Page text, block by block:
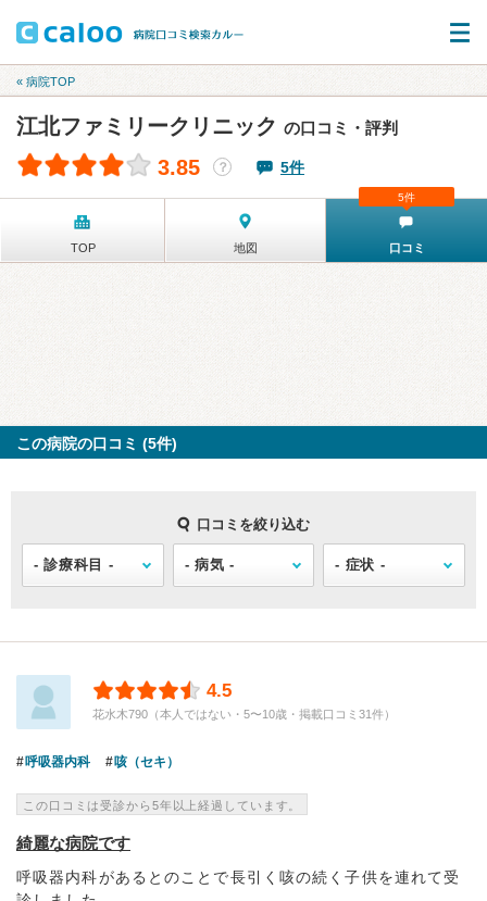
« 病院TOP
江北ファミリークリニック の口コミ・評判
3.85 ？ 5件
TOP 地図 口コミ
5件
この病院の口コミ (5件)
口コミを絞り込む
4.5
花水木790（本人ではない・5〜10歳・掲載口コミ31件）
呼吸器内科 咳（セキ）
この口コミは受診から5年以上経過しています。
綺麗な病院です
呼吸器内科があるとのことで長引く咳の続く子供を連れて受